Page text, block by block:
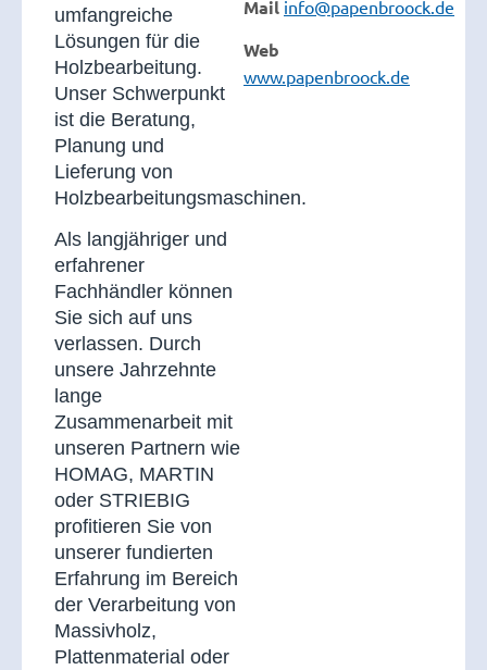
umfangreiche
Lösungen für die
Holzbearbeitung.
Unser Schwerpunkt
ist die Beratung,
Planung und
Lieferung von
Holzbearbeitungsmaschinen.
Als langjähriger und
erfahrener
Fachhändler können
Sie sich auf uns
verlassen. Durch
unsere Jahrzehnte
lange
Zusammenarbeit mit
unseren Partnern wie
HOMAG, MARTIN
oder STRIEBIG
profitieren Sie von
unserer fundierten
Erfahrung im Bereich
der Verarbeitung von
Massivholz,
Plattenmaterial oder
Mail info@papenbroock.de
Web
www.papenbroock.de